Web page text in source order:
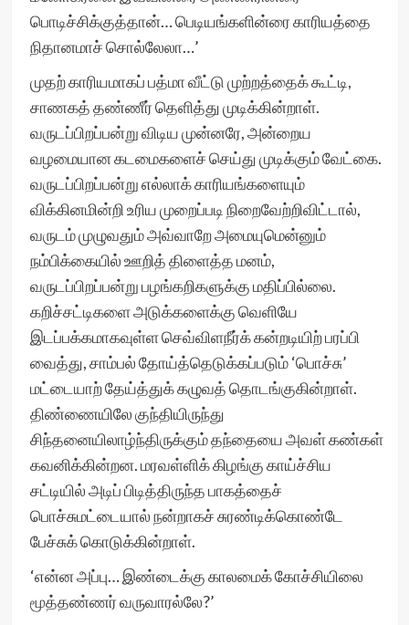
பொடிச்சிக்குத்தான்… பெடியங்களின்ரை காரியத்தை
நிதானமாச் சொல்லேலா…’
முதற் காரியமாகப் பத்மா வீட்டு முற்றத்தைக் கூட்டி,
சாணகத் தண்ணீர் தெளித்து முடிக்கின்றாள்.
வருடப்பிறப்பன்று விடிய முன்னரே, அன்றைய
வழமையான கடமைகளைச் செய்து முடிக்கும் வேட்கை.
வருடப்பிறப்பன்று எல்லாக் காரியங்களையும்
விக்கினமின்றி உரிய முறைப்படி நிறைவேற்றிவிட்டால்,
வருடம் முழுவதும் அவ்வாறே அமையுமென்னும்
நம்பிக்கையில் ஊறித் திளைத்த மனம்,
வருடப்பிறப்பன்று பழங்கறிகளுக்கு மதிப்பில்லை.
கறிச்சட்டிகளை அடுக்களைக்கு வெளியே
இடப்பக்கமாகவுள்ள செவ்விளநீர்க் கன்றடியிற் பரப்பி
வைத்து, சாம்பல் தோய்த்தெடுக்கப்படும் ‘பொச்சு’
மட்டையாற் தேய்த்துக் கழுவத் தொடங்குகின்றாள்.
திண்ணையிலே குந்தியிருந்து
சிந்தனையிலாழ்ந்திருக்கும் தந்தையை அவள் கண்கள்
கவனிக்கின்றன. மரவள்ளிக் கிழங்கு காய்ச்சிய
சட்டியில் அடிப் பிடித்திருந்த பாகத்தைச்
பொச்சுமட்டையால் நன்றாகச் சுரண்டிக்கொண்டே
பேச்சுக் கொடுக்கின்றாள்.
‘என்ன அப்பு… இண்டைக்கு காலமைக் கோச்சியிலை
மூத்தண்ணர் வருவாரல்லே?’